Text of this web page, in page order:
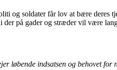
og soldater får lov at bære deres
på gader og stræder vil være
løbende indsatsen og behovet for